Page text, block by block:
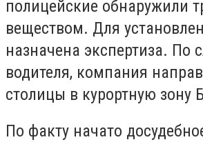
полицейские обнаружили
веществом. Для
назначена экспертиза. По
водителя, компания
столицы в курортную зону
По факту начато